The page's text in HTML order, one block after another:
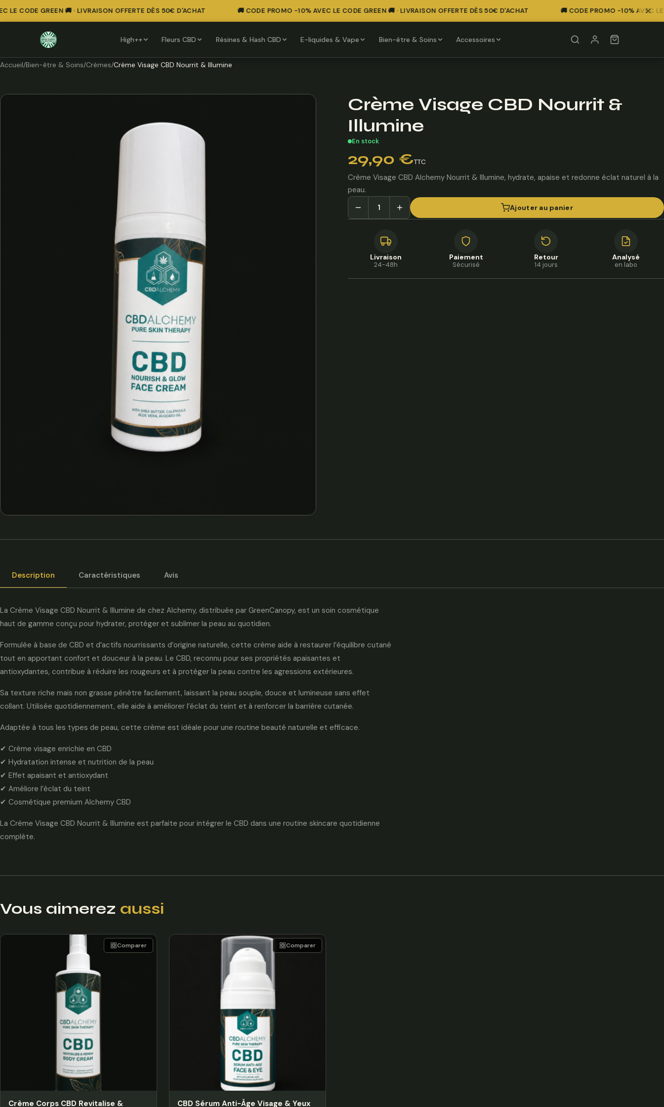
CODE GREEN 🚚 · LIVRAISON OFFERTE DÈS 50€ D'ACHAT 🚚 CODE PROMO -10% AVEC LE CODE GREEN 🚚 · LIVRAISON OFFERTE DÈS 50€ D'ACHAT 🚚 CODE PROMO -10% AVEC LE
High++ Fleurs CBD Résines & Hash CBD E-liquides & Vape Bien-être & Soins Accessoires
Accueil/Bien-être & Soins/Crèmes/Crème Visage CBD Nourrit & Illumine
Crème Visage CBD Nourrit &
Illumine
En stock
29,90 €TTC
Crème Visage CBD Alchemy Nourrit & Illumine, hydrate, apaise et redonne éclat naturel à la
peau.
Ajouter au panier
Livraison
24-48h
Paiement
Sécurisé
Retour
14 jours
Analysé
en labo
Description Caractéristiques Avis
La Crème Visage CBD Nourrit & Illumine de chez Alchemy, distribuée par GreenCanopy, est un soin cosmétique
haut de gamme conçu pour hydrater, protéger et sublimer la peau au quotidien.
Formulée à base de CBD et d’actifs nourrissants d’origine naturelle, cette crème aide à restaurer l’équilibre cutané
tout en apportant confort et douceur à la peau. Le CBD, reconnu pour ses propriétés apaisantes et
antioxydantes, contribue à réduire les rougeurs et à protéger la peau contre les agressions extérieures.
Sa texture riche mais non grasse pénètre facilement, laissant la peau souple, douce et lumineuse sans effet
collant. Utilisée quotidiennement, elle aide à améliorer l’éclat du teint et à renforcer la barrière cutanée.
Adaptée à tous les types de peau, cette crème est idéale pour une routine beauté naturelle et efficace.
✔ Crème visage enrichie en CBD
✔ Hydratation intense et nutrition de la peau
✔ Effet apaisant et antioxydant
✔ Améliore l’éclat du teint
✔ Cosmétique premium Alchemy CBD
La Crème Visage CBD Nourrit & Illumine est parfaite pour intégrer le CBD dans une routine skincare quotidienne
complète.
Vous aimerez aussi
Crème Corps CBD Revitalise &
Comparer
CBD Sérum Anti-Âge Visage & Yeux
Comparer